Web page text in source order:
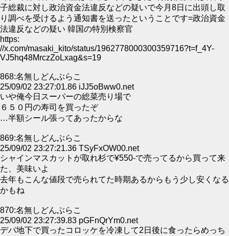
子総裁に対し政治資金法違反などの疑いで今月8日に出頭し取
り調べを受けるよう通知書を送ったということです=政治資金
法違反などの疑い 韓国の特別検察官
https:
//x.com/masaki_kito/status/1962778000300359716?t=f_4Y-
VJ5hq48MrczZoLxag&s=19
868:名無しどんぶらこ
25/09/02 23:27:01.86 iJJ5oBww0.net
いや俺今日スーパーの総菜売り場で
６５０円の寿司を買ったぞ
…半額シール張ってあったからな
869:名無しどんぶらこ
25/09/02 23:27:21.36 TSyFxOW00.net
シャインマスカットが取れ杉で¥550-で売ってるから買って来
た、美味いよ
去年もこんな値段で売られてた時期あるからもう少し安くなる
かもね
870:名無しどんぶらこ
25/09/02 23:27:39.83 pGFnQrYm0.net
デパ地下で買ったコロッケを冷凍して2日後に食ったらめっち